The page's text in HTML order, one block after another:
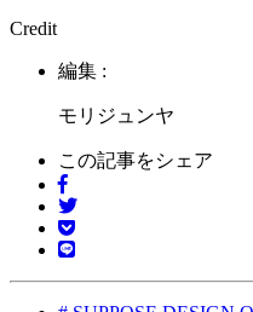
Credit
編集 :
モリジュンヤ
この記事をシェア